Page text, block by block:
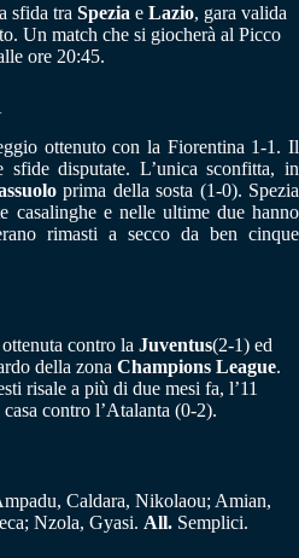
sfida tra Spezia e Lazio, gara valida
Un match che si giocherà al Picco
ore 20:45.
ottenuto con la Fiorentina 1-1. Il
disputate. L’unica sconfitta, in
prima della sosta (1-0). Spezia
casalinghe e nelle ultime due hanno
rimasti a secco da ben cinque
contro la Juventus(2-1) ed
della zona Champions League.
risale a più di due mesi fa, l’11
contro l’Atalanta (0-2).
Caldara, Nikolaou; Amian,
Nzola, Gyasi. All. Semplici.